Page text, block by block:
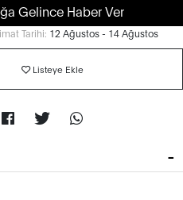
Gelince Haber Ver
Tarihi: 12 Ağustos - 14 Ağustos
Listeye Ekle